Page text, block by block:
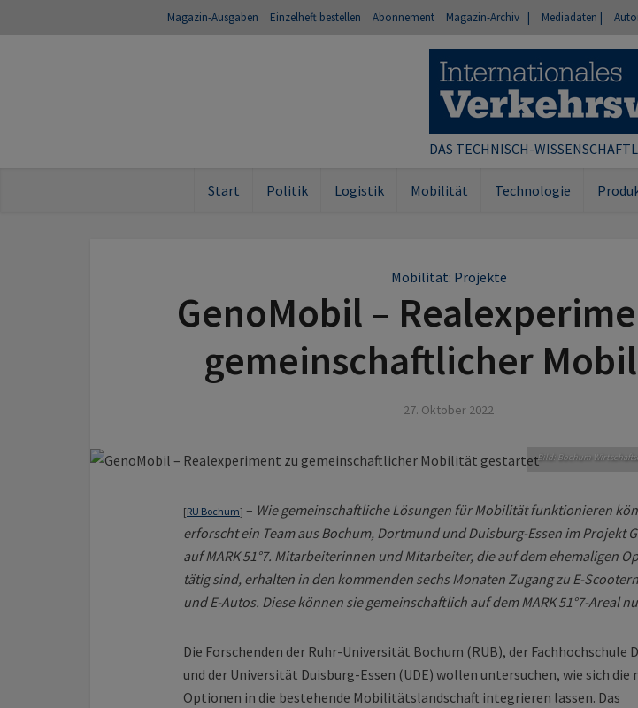
Magazin-Ausgaben Einzelheft bestellen Abonnement Magazin-Archiv | Mediadaten |
DAS TECHNISCH-
Start Politik Logistik Mobilität Technologie
Mobilität: Projekte
GenoMobil –
gemeinschaftlicher
27. Oktober 2022
Bild: Bochum
[RU Bochum] – Wie gemeinschaftliche Lösungen für Mobilität funktionieren
erforscht ein Team aus Bochum, Dortmund und Duisburg-Essen im Projekt
auf MARK 51°7. Mitarbeiterinnen und Mitarbeiter, die auf dem ehemaligen
tätig sind, erhalten in den kommenden sechs Monaten Zugang zu E-
und E-Autos. Diese können sie gemeinschaftlich auf dem MARK 51°7-Areal
Die Forschenden der Ruhr-Universität Bochum (RUB), der Fachhochschule
und der Universität Duisburg-Essen (UDE) wollen untersuchen, wie sich die
Optionen in die bestehende Mobilitätslandschaft integrieren lassen. Das